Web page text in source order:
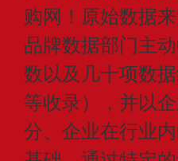
购网！原始数据
品牌数据部门主
数以及几十项数
等收录），并以
分、企业在行业